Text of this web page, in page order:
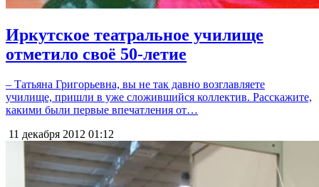
Иркутское театральное училище
отметило своё 50-летие
– Татьяна Григорьевна, вы не так давно возглавляете
училище, пришли в уже сложившийся коллектив. Расскажите,
какими были первые впечатления от…
11 декабря 2012 01:12